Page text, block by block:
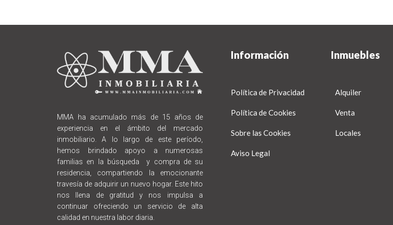
MMA ha acumulado más de 15 años de
experiencia en el ámbito del mercado
inmobiliario. A lo largo de este período,
hemos brindado apoyo a numerosas
familias en la búsqueda y compra de su
residencia, compartiendo la emocionante
travesía de adquirir un nuevo hogar. Este hito
nos llena de gratitud y nos impulsa a
continuar ofreciendo un servicio de alta
calidad en nuestra labor diaria.
Información
Política de Privacidad
Política de Cookies
Sobre las Cookies
Aviso Legal
Inmuebles
Alquiler
Venta
Locales